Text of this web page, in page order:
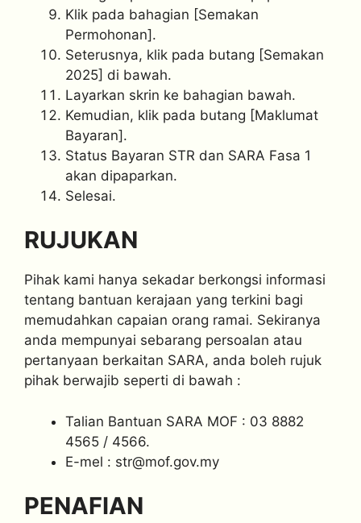
Klik pada bahagian [Semakan
Permohonan].
Seterusnya, klik pada butang [Semakan
2025] di bawah.
Layarkan skrin ke bahagian bawah.
Kemudian, klik pada butang [Maklumat
Bayaran].
Status Bayaran STR dan SARA Fasa 1
akan dipaparkan.
Selesai.
RUJUKAN
Pihak kami hanya sekadar berkongsi informasi
tentang bantuan kerajaan yang terkini bagi
memudahkan capaian orang ramai. Sekiranya
anda mempunyai sebarang persoalan atau
pertanyaan berkaitan SARA, anda boleh rujuk
pihak berwajib seperti di bawah :
Talian Bantuan SARA MOF : 03 8882
4565 / 4566.
E-mel : str@mof.gov.my
PENAFIAN